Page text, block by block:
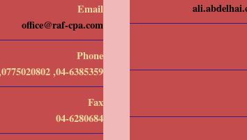
Email
office@raf-cpa.com
Phone
04-6385359, 0775020802, 0775020812
Fax
04-6280684